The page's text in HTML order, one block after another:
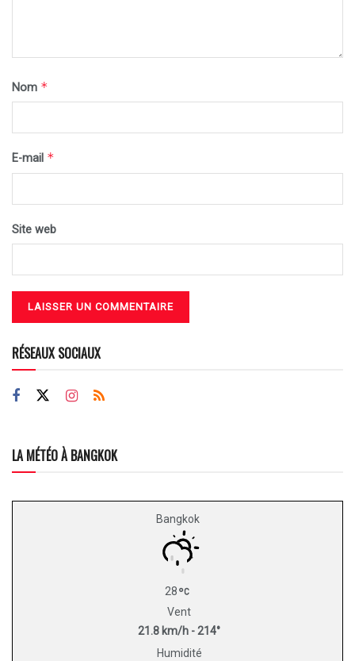
Nom *
E-mail *
Site web
RÉSEAUX SOCIAUX
LA MÉTÉO À BANGKOK
Bangkok
28
Vent
21.8 km/h - 214°
Humidité